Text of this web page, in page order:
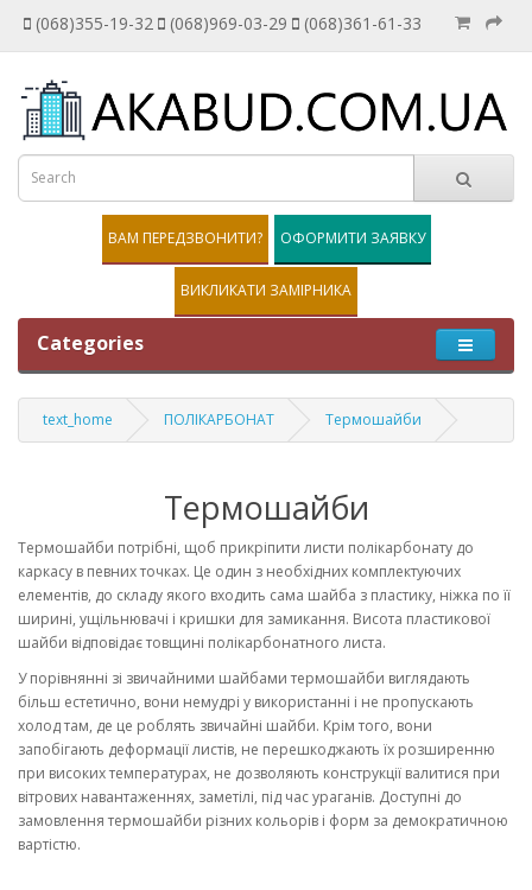
(068)355-19-32 (068)969-03-29 (068)361-61-33
ВАМ ПЕРЕДЗВОНИТИ? ОФОРМИТИ ЗАЯВКУ
ВИКЛИКАТИ ЗАМІРНИКА
Categories
text_home ПОЛІКАРБОНАТ Термошайби
Термошайби
Термошайби потрібні, щоб прикріпити листи полікарбонату до
каркасу в певних точках. Це один з необхідних комплектуючих
елементів, до складу якого входить сама шайба з пластику, ніжка по її
ширині, ущільнювачі і кришки для замикання. Висота пластикової
шайби відповідає товщині полікарбонатного листа.
У порівнянні зі звичайними шайбами ​​термошайби виглядають
більш естетично, вони немудрі у використанні і не пропускають
холод там, де це роблять звичайні шайби. Крім того, вони
запобігають деформації листів, не перешкоджають їх розширенню
при високих температурах, не дозволяють конструкції валитися при
вітрових навантаженнях, заметілі, під час ураганів. Доступні до
замовлення термошайби різних кольорів і форм за демократичною
вартістю.